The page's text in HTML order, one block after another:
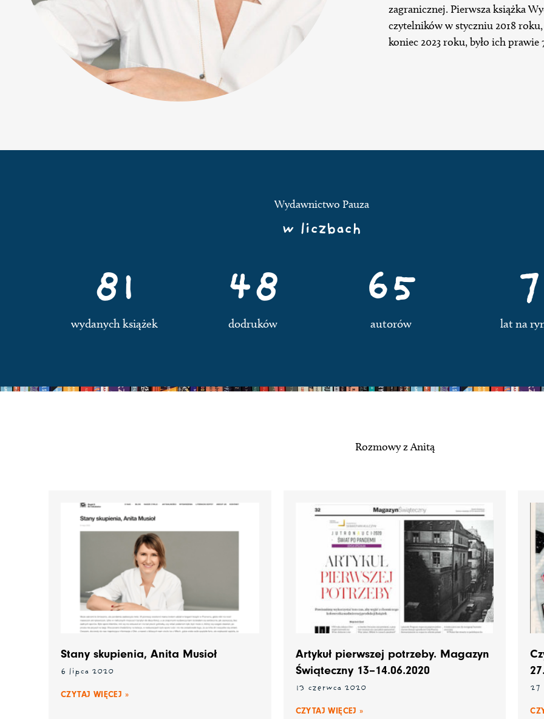
zagranicznej. Pierwsza książka
czytelników w styczniu 2018
koniec 2023 roku, było ich prawie
Wydawnictwo Pauza
w liczbach
wydanych książek
81
dodruków
48
autorów
65
lat na
7
Rozmowy z Anitą
Stany skupienia, Anita Musioł
6 lipca 2020
CZYTAJ WIĘCEJ »
Artykuł pierwszej potrzeby. Magazyn
Świąteczny 13–14.06.2020
13 czerwca 2020
CZYTAJ WIĘCEJ »
27